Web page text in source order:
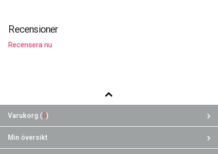
Recensioner
Recensera nu
Varukorg (0)
Min översikt